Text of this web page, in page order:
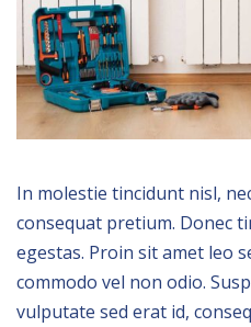
In molestie tincidunt nisl,
consequat pretium. Donec
egestas. Proin sit amet leo
commodo vel non odio.
vulputate sed erat id,